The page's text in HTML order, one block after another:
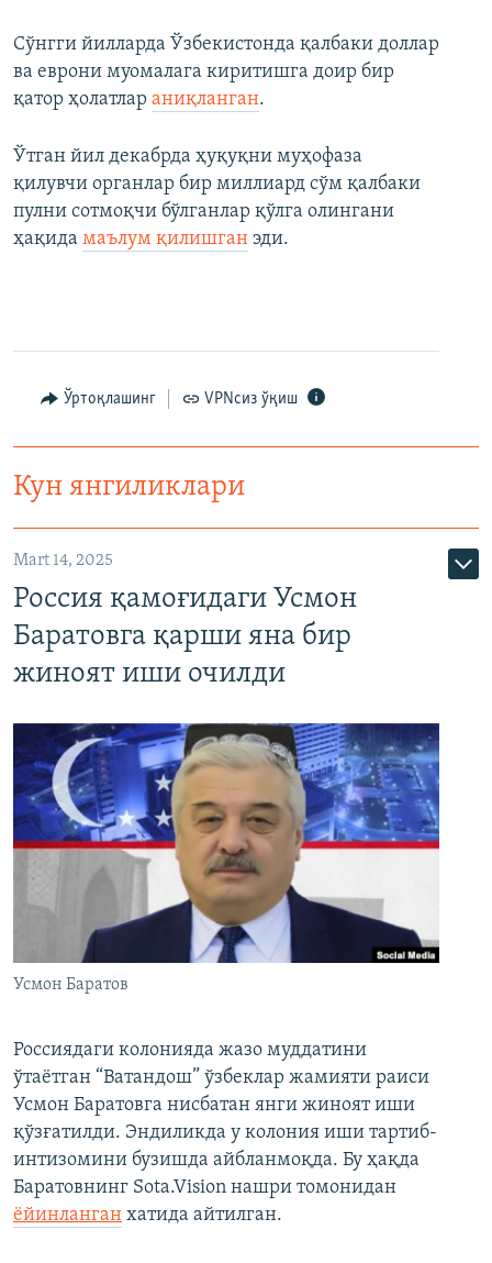
Сўнгги йилларда Ўзбекистонда қалбаки доллар
ва еврони муомалага киритишга доир бир
қатор ҳолатлар аниқланган.
Ўтган йил декабрда ҳуқуқни муҳофаза
қилувчи органлар бир миллиард сўм қалбаки
пулни сотмоқчи бўлганлар қўлга олингани
ҳақида маълум қилишган эди.
Ўртоқлашинг VPNсиз ўқиш
Кун янгиликлари
Mart 14, 2025
Россия қамоғидаги Усмон
Баратовга қарши яна бир
жиноят иши очилди
Усмон Баратов
Россиядаги колонияда жазо муддатини
ўтаётган “Ватандош” ўзбеклар жамияти раиси
Усмон Баратовга нисбатан янги жиноят иши
қўзғатилди. Эндиликда у колония иши тартиб-
интизомини бузишда айбланмоқда. Бу ҳақда
Баратовнинг Sota.Vision нашри томонидан
ёйинланган хатида айтилган.